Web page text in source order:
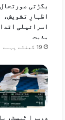
بگڑتی صورتحال
اظہارِ تشویش،
اسرائیلی
مذمت
19 گھنٹے پہلے
دوسرا ٹیسٹ،